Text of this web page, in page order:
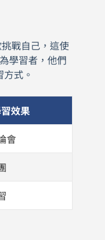
戰自己，這使
學習者，他們
式。
效果
會